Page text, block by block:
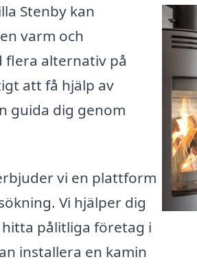
Stenby kan
varm och
flera alternativ på
att få hjälp av
guida dig genom
vi en plattform
Vi hjälper dig
pålitliga företag i
installera en kamin